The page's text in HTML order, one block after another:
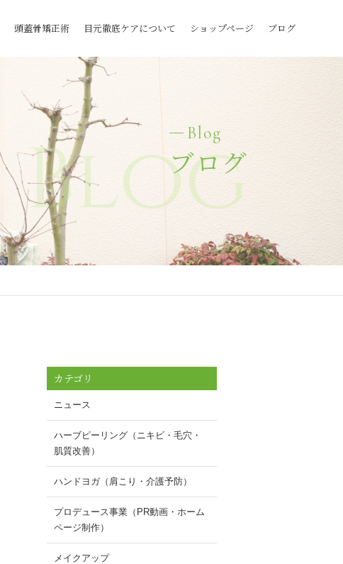
頭蓋骨矯正術 目元徹底ケアについて ショップページ ブログ
Blog
ブログ
Blog
カテゴリ
ニュース
ハーブピーリング（ニキビ・毛穴・
肌質改善）
ハンドヨガ（肩こり・介護予防）
プロデュース事業（PR動画・ホーム
ページ制作）
メイクアップ